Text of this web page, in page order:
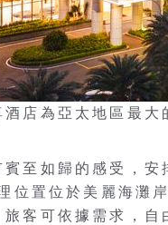
店為亞太地區最
賓至如歸的感受，
位置位於美麗海灘
旅客可依據需求，